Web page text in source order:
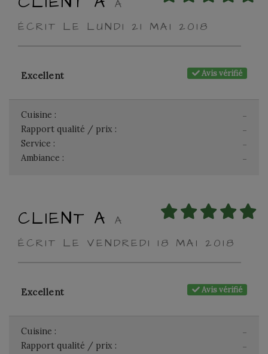
A
ÉCRIT LE LUNDI 21 MAI 2018
Avis vérifié
Excellent
-
Cuisine :
-
Rapport qualité / prix :
-
Service :
-
Ambiance :
CLIENT A
A
ÉCRIT LE VENDREDI 18 MAI 2018
Avis vérifié
Excellent
-
Cuisine :
-
Rapport qualité / prix :